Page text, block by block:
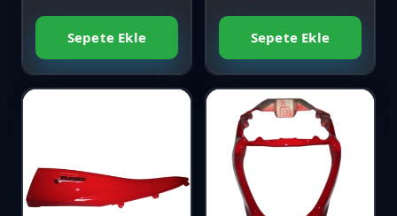
Sepete Ekle Sepete Ekle
Favori